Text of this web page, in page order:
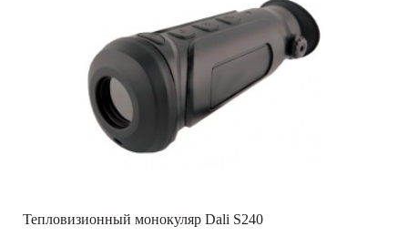
Тепловизионный монокуляр Dali S240